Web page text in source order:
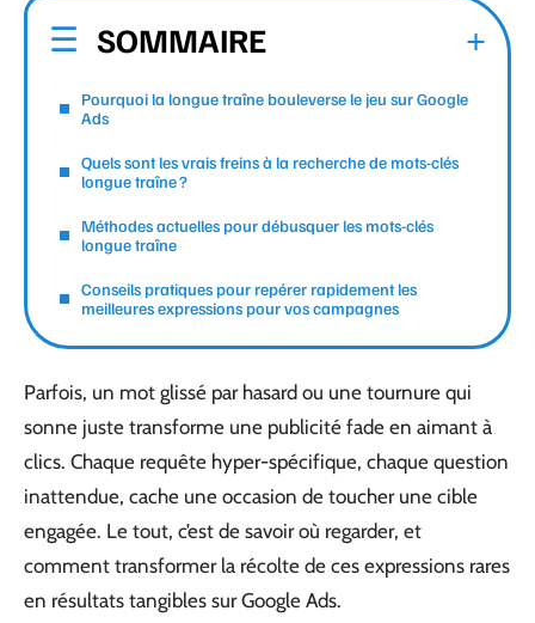
SOMMAIRE
Pourquoi la longue traîne bouleverse le jeu sur Google
Ads
Quels sont les vrais freins à la recherche de mots-clés
longue traîne ?
Méthodes actuelles pour débusquer les mots-clés
longue traîne
Conseils pratiques pour repérer rapidement les
meilleures expressions pour vos campagnes
Parfois, un mot glissé par hasard ou une tournure qui
sonne juste transforme une publicité fade en aimant à
clics. Chaque requête hyper-spécifique, chaque question
inattendue, cache une occasion de toucher une cible
engagée. Le tout, c’est de savoir où regarder, et
comment transformer la récolte de ces expressions rares
en résultats tangibles sur Google Ads.